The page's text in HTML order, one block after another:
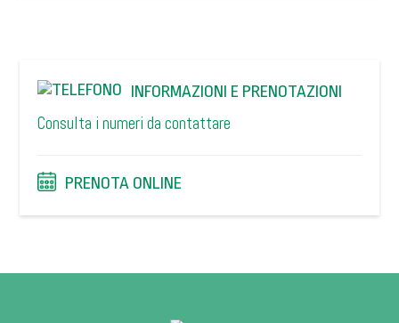
INFORMAZIONI E PRENOTAZIONI
Consulta i numeri da contattare
PRENOTA ONLINE